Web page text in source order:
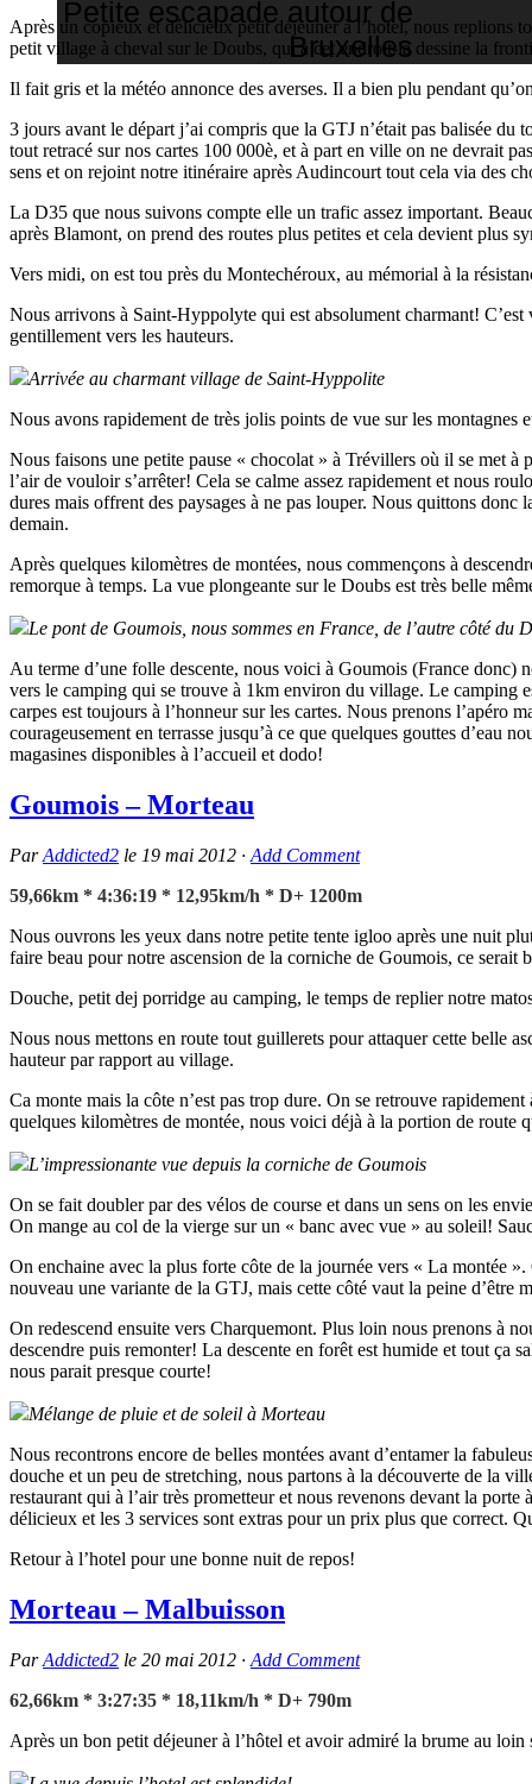
Petite escapade autour de
Bruxelles
Après un copieux et délicieux petit déjeuner à l’hotel, nous replions
petit village à cheval sur le Doubs, qui à cet endroit-là dessine la
Il fait gris et la météo annonce des averses. Il a bien plu pendant
3 jours avant le départ j’ai compris que la GTJ n’était pas balisée
tout retracé sur nos cartes 100 000è, et à part en ville on ne devrait
sens et on rejoint notre itinéraire après Audincourt tout cela via des
La D35 que nous suivons compte elle un trafic assez important.
après Blamont, on prend des routes plus petites et cela devient plus
Vers midi, on est tou près du Montechéroux, au mémorial à la
Nous arrivons à Saint-Hyppolyte qui est absolument charmant!
gentillement vers les hauteurs.
Arrivée au charmant village de Saint-Hyppolite
Nous avons rapidement de très jolis points de vue sur les montagnes
Nous faisons une petite pause « chocolat » à Trévillers où il se met à
l’air de vouloir s’arrêter! Cela se calme assez rapidement et nous
dures mais offrent des paysages à ne pas louper. Nous quittons
demain.
Après quelques kilomètres de montées, nous commençons à
remorque à temps. La vue plongeante sur le Doubs est très belle
Le pont de Goumois, nous sommes en France, de l’autre côté du
Au terme d’une folle descente, nous voici à Goumois (France donc)
vers le camping qui se trouve à 1km environ du village. Le camping
carpes est toujours à l’honneur sur les cartes. Nous prenons
courageusement en terrasse jusqu’à ce que quelques gouttes d’eau
magasines disponibles à l’accueil et dodo!
Goumois – Morteau
ParAddicted2 le 19 mai 2012 · Add Comment
59,66km * 4:36:19 * 12,95km/h * D+ 1200m
Nous ouvrons les yeux dans notre petite tente igloo après une nuit
faire beau pour notre ascension de la corniche de Goumois, ce serait
Douche, petit dej porridge au camping, le temps de replier notre
Nous nous mettons en route tout guillerets pour attaquer cette belle
hauteur par rapport au village.
Ca monte mais la côte n’est pas trop dure. On se retrouve
quelques kilomètres de montée, nous voici déjà à la portion de
L’impressionante vue depuis la corniche de Goumois
On se fait doubler par des vélos de course et dans un sens on les
On mange au col de la vierge sur un « banc avec vue » au soleil!
On enchaine avec la plus forte côte de la journée vers « La montée
nouveau une variante de la GTJ, mais cette côté vaut la peine d’être
On redescend ensuite vers Charquemont. Plus loin nous prenons à
descendre puis remonter! La descente en forêt est humide et tout ça
nous parait presque courte!
Mélange de pluie et de soleil à Morteau
Nous recontrons encore de belles montées avant d’entamer la
douche et un peu de stretching, nous partons à la découverte de la
restaurant qui à l’air très prometteur et nous revenons devant la porte
délicieux et les 3 services sont extras pour un prix plus que correct.
Retour à l’hotel pour une bonne nuit de repos!
Morteau – Malbuisson
ParAddicted2 le 20 mai 2012 · Add Comment
62,66km * 3:27:35 * 18,11km/h * D+ 790m
Après un bon petit déjeuner à l’hôtel et avoir admiré la brume au